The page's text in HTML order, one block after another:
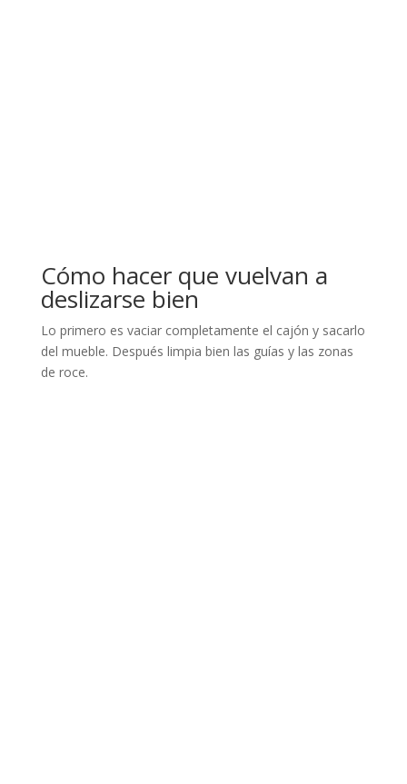
Cómo hacer que vuelvan a
deslizarse bien
Lo primero es vaciar completamente el cajón y sacarlo
del mueble. Después limpia bien las guías y las zonas
de roce.